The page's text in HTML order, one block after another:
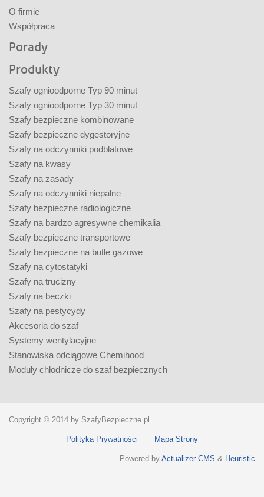
O firmie
Współpraca
Porady
Produkty
Szafy ognioodporne Typ 90 minut
Szafy ognioodporne Typ 30 minut
Szafy bezpieczne kombinowane
Szafy bezpieczne dygestoryjne
Szafy na odczynniki podblatowe
Szafy na kwasy
Szafy na zasady
Szafy na odczynniki niepalne
Szafy bezpieczne radiologiczne
Szafy na bardzo agresywne chemikalia
Szafy bezpieczne transportowe
Szafy bezpieczne na butle gazowe
Szafy na cytostatyki
Szafy na trucizny
Szafy na beczki
Szafy na pestycydy
Akcesoria do szaf
Systemy wentylacyjne
Stanowiska odciągowe Chemihood
Moduły chłodnicze do szaf bezpiecznych
Copyright © 2014 by SzafyBezpieczne.pl
Polityka Prywatności Mapa Strony
Powered by Actualizer CMS & Heuristic